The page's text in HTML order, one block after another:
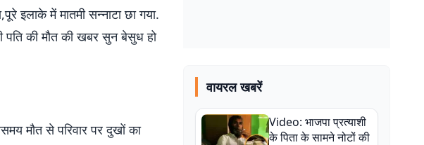
इलाके में मातमी सन्नाटा छा गया.
पति की मौत की खबर सुन बेसुध हो
मौत से परिवार पर दुखों का
वायरल खबरें
Video: भाजपा प्रत्याशी
के पिता के सामने नोटों की